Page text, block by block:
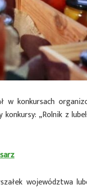
konkursach
„Rolnik z
województwa